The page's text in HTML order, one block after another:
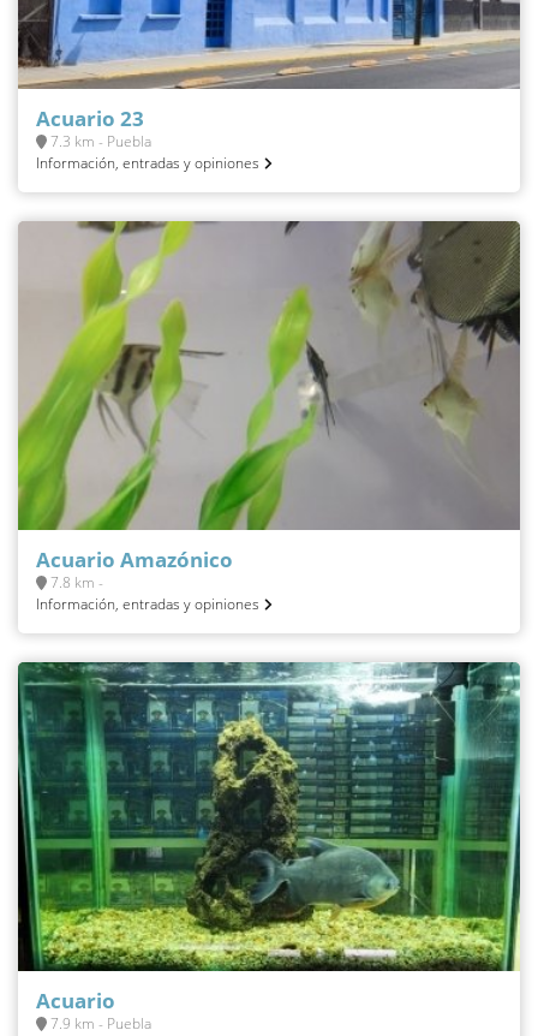
Acuario 23
7.3 km - Puebla
Información, entradas y opiniones
Acuario Amazónico
7.8 km -
Información, entradas y opiniones
Acuario
7.9 km - Puebla